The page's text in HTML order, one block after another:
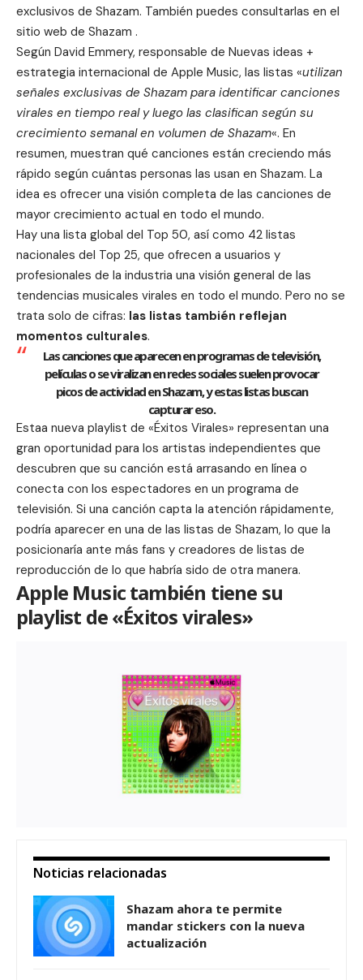
exclusivos de Shazam. También puedes consultarlas en el
sitio web de Shazam .
Según David Emmery, responsable de Nuevas ideas +
estrategia internacional de Apple Music, las listas «utilizan
señales exclusivas de Shazam para identificar canciones
virales en tiempo real y luego las clasifican según su
crecimiento semanal en volumen de Shazam«. En
resumen, muestran qué canciones están creciendo más
rápido según cuántas personas las usan en Shazam. La
idea es ofrecer una visión completa de las canciones de
mayor crecimiento actual en todo el mundo.
Hay una lista global del Top 50, así como 42 listas
nacionales del Top 25, que ofrecen a usuarios y
profesionales de la industria una visión general de las
tendencias musicales virales en todo el mundo. Pero no se
trata solo de cifras: las listas también reflejan
momentos culturales.
Las canciones que aparecen en programas de televisión,
películas o se viralizan en redes sociales suelen provocar
picos de actividad en Shazam, y estas listas buscan
capturar eso.
Estaa nueva playlist de «Éxitos Virales» representan una
gran oportunidad para los artistas independientes que
descubren que su canción está arrasando en línea o
conecta con los espectadores en un programa de
televisión. Si una canción capta la atención rápidamente,
podría aparecer en una de las listas de Shazam, lo que la
posicionaría ante más fans y creadores de listas de
reproducción de lo que habría sido de otra manera.
Apple Music también tiene su
playlist de «Éxitos virales»
Noticias relacionadas
Shazam ahora te permite
mandar stickers con la nueva
actualización